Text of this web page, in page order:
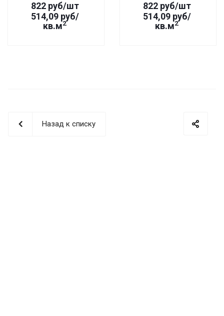
822 руб/шт
514,09 руб/
кв.м2
822 руб/шт
514,09 руб/
кв.м2
Назад к списку